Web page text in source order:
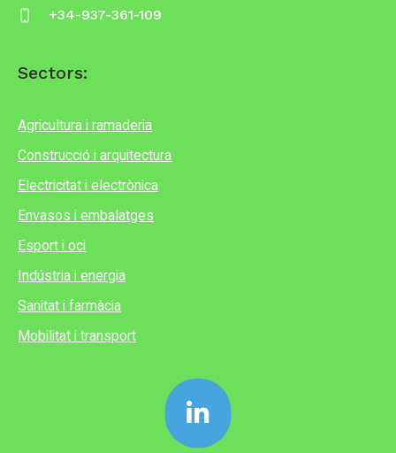
+34-937-361-109
Sectors:
Agricultura i ramaderia
Construcció i arquitectura
Electricitat i electrònica
Envasos i embalatges
Esport i oci
Indústria i energia
Sanitat i farmàcia
Mobilitat i transport